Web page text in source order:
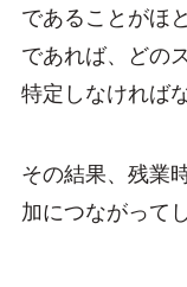
であることがほ
であれば、どの
特定しなければ
その結果、残業
加につながって